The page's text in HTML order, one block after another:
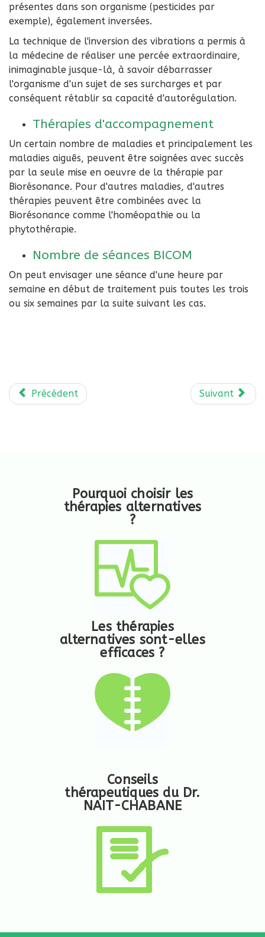
présentes dans son organisme (pesticides par
exemple), également inversées.
La technique de l'inversion des vibrations a permis à
la médecine de réaliser une percée extraordinaire,
inimaginable jusque-là, à savoir débarrasser
l'organisme d'un sujet de ses surcharges et par
conséquent rétablir sa capacité d'autorégulation.
Thérapies d'accompagnement
Un certain nombre de maladies et principalement les
maladies aiguês, peuvent être soignées avec succès
par la seule mise en oeuvre de la thérapie par
Biorésonance. Pour d'autres maladies, d'autres
thérapies peuvent être combinées avec la
Biorésonance comme l'homéopathie ou la
phytothérapie.
Nombre de séances BICOM
On peut envisager une séance d'une heure par
semaine en début de traitement puis toutes les trois
ou six semaines par la suite suivant les cas.
Précédent Suivant
Pourquoi choisir les
thérapies alternatives
?
Les thérapies
alternatives sont-elles
efficaces ?
Conseils
thérapeutiques du Dr.
NAIT-CHABANE